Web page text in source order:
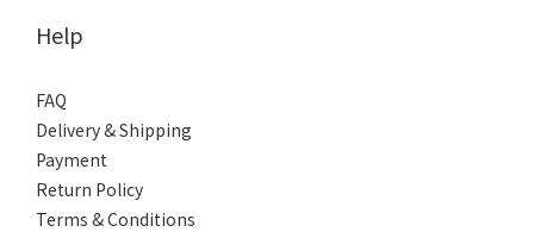
Help
FAQ
Delivery & Shipping
Payment
Return Policy
Terms & Conditions